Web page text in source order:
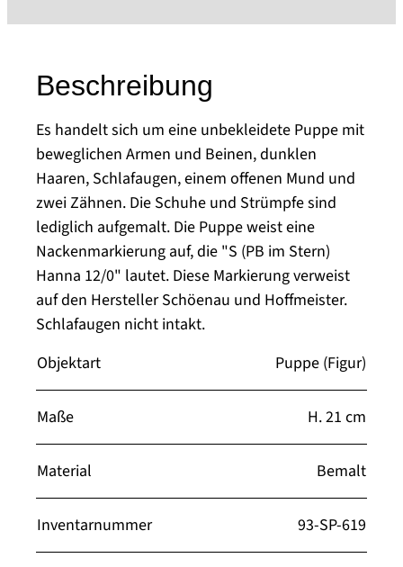
Beschreibung
Es handelt sich um eine unbekleidete Puppe mit
beweglichen Armen und Beinen, dunklen
Haaren, Schlafaugen, einem offenen Mund und
zwei Zähnen. Die Schuhe und Strümpfe sind
lediglich aufgemalt. Die Puppe weist eine
Nackenmarkierung auf, die "S (PB im Stern)
Hanna 12/0" lautet. Diese Markierung verweist
auf den Hersteller Schöenau und Hoffmeister.
Schlafaugen nicht intakt.
Objektart
Puppe (Figur)
Maße H. 21 cm
Material Bemalt
Inventarnummer 93-SP-619